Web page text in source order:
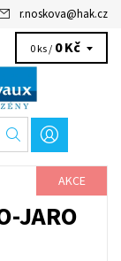
r.noskova@hak.cz
0 ks / 0 Kč
AKCE
JARO